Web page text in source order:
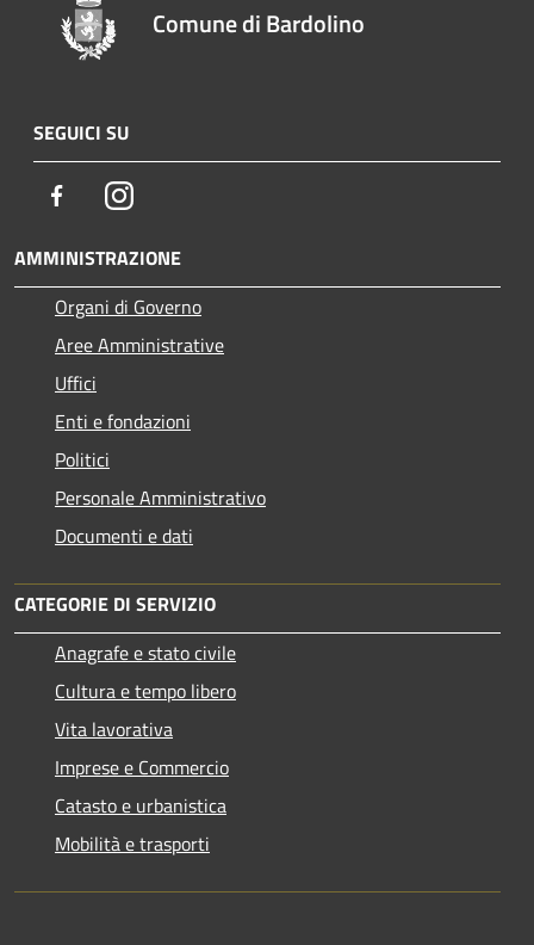
Comune di Bardolino
SEGUICI SU
FacebookInstagram
AMMINISTRAZIONE
Organi di Governo
Aree Amministrative
Uffici
Enti e fondazioni
Politici
Personale Amministrativo
Documenti e dati
CATEGORIE DI SERVIZIO
Anagrafe e stato civile
Cultura e tempo libero
Vita lavorativa
Imprese e Commercio
Catasto e urbanistica
Mobilità e trasporti